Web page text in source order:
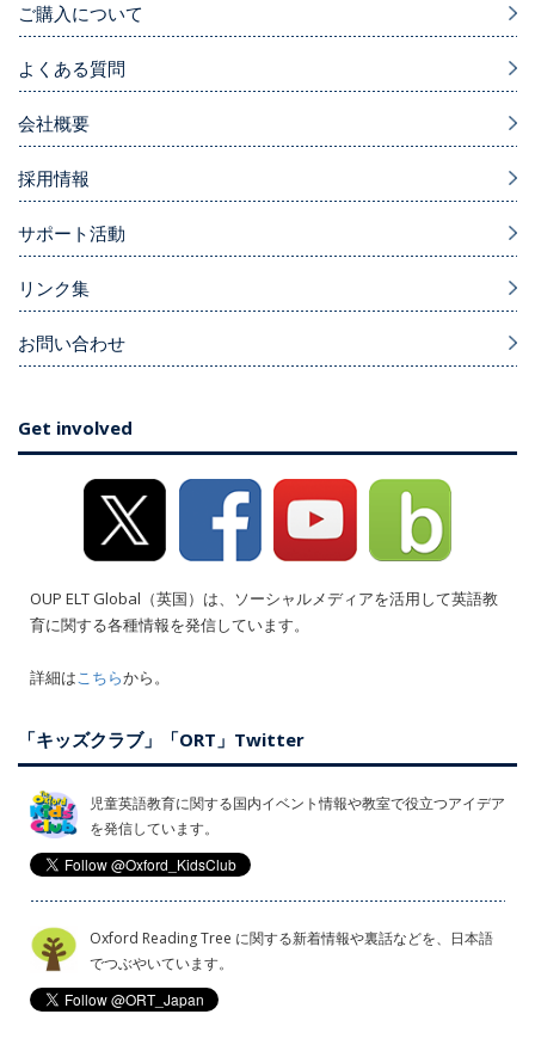
ご購入について
よくある質問
会社概要
採用情報
サポート活動
リンク集
お問い合わせ
Get involved
OUP ELT Global（英国）は、ソーシャルメディアを活用して英語教
育に関する各種情報を発信しています。
詳細はこちらから。
「キッズクラブ」「ORT」Twitter
児童英語教育に関する国内イベント情報や教室で役立つアイデア
を発信しています。
Oxford Reading Tree に関する新着情報や裏話などを、日本語
でつぶやいています。